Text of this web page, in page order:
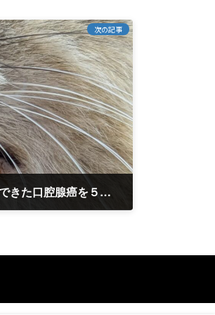
次の記事
名古屋市のみいちゃん、9歳、女の子。左右にできた口腔腺癌を５月１０日からリモートで治療中です。前回１５日前との比較。 良くない傾向です。